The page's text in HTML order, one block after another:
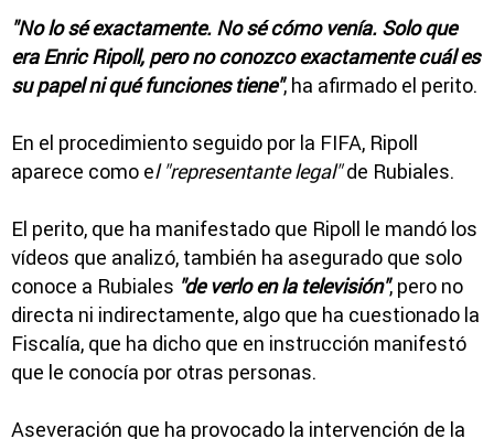
"No lo sé exactamente. No sé cómo venía. Solo que
era Enric Ripoll, pero no conozco exactamente cuál es
su papel ni qué funciones tiene", ha afirmado el perito.
En el procedimiento seguido por la FIFA, Ripoll
aparece como el "representante legal"de Rubiales.
El perito, que ha manifestado que Ripoll le mandó los
vídeos que analizó, también ha asegurado que solo
conoce a Rubiales "de verlo en la televisión", pero no
directa ni indirectamente, algo que ha cuestionado la
Fiscalía, que ha dicho que en instrucción manifestó
que le conocía por otras personas.
Aseveración que ha provocado la intervención de la